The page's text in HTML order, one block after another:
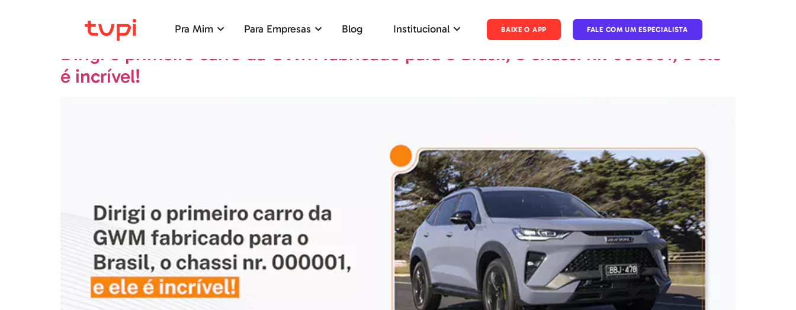
Pra Mim Para Empresas Blog Institucional BAIXE O APP FALE COM UM ESPECIALISTA
Dia: 22 de março de 2023
Dirigi o primeiro carro da GWM fabricado para o Brasil, o chassi nr. 000001, e ele
é incrível!